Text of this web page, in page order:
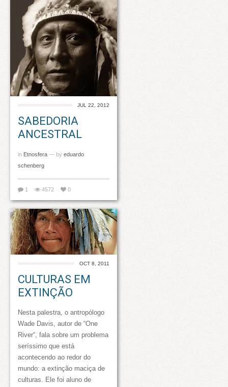
JUL 22, 2012
SABEDORIA
ANCESTRAL
in Etnosfera — by eduardo
schenberg
1 4572 0
OCT 8, 2011
CULTURAS EM
EXTINÇÃO
Nesta palestra, o antropólogo
Wade Davis, autor de “One
River“, fala sobre um problema
seríssimo que está
acontecendo ao redor do
mundo: a extinção maciça de
culturas. Ele foi aluno de